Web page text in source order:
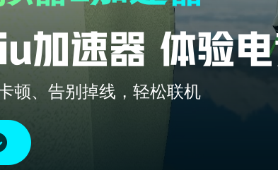
顿、告别掉线，轻松联机